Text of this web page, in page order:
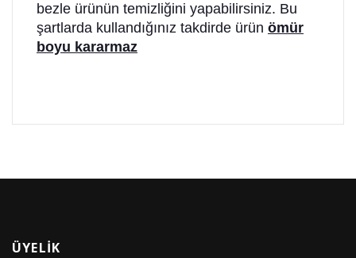
bezle ürünün temizliğini yapabilirsiniz. Bu
şartlarda kullandığınız takdirde ürün ömür
boyu kararmaz
ÜYELIK